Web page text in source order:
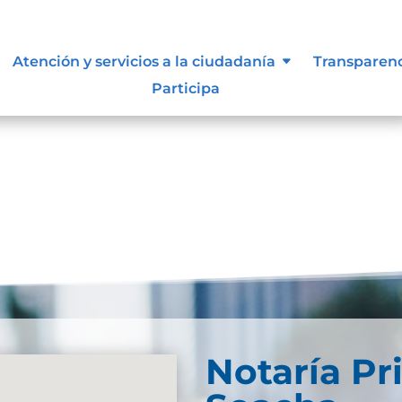
Atención y servicios a la ciudadanía
Participa
asociaciones y otros
Notaría